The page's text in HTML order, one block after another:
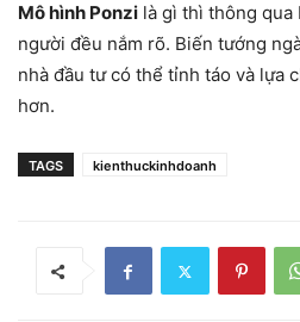
Mô hình Ponzi là gì thì thông qua
người đều nắm rõ. Biến tướng
nhà đầu tư có thể tỉnh táo và lựa
hơn.
TAGS kienthuckinhdoanh